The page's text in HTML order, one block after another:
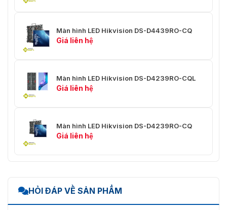
Màn hình LED Hikvision DS-D4439RO-CQ
Giá liên hệ
Màn hình LED Hikvision DS-D4239RO-CQL
Giá liên hệ
Màn hình LED Hikvision DS-D4239RO-CQ
Giá liên hệ
HỎI ĐÁP VỀ SẢN PHẨM